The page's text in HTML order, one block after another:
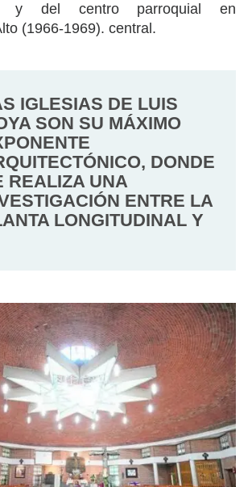
y del centro parroquial en
(1966-1969). central.
IGLESIAS DE LUIS
SON SU MÁXIMO
DONDE
REALIZA UNA
ENTRE LA
LONGITUDINAL Y